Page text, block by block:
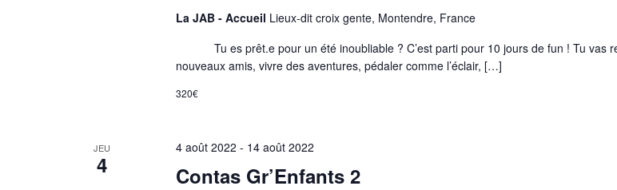
La JAB - Accueil Lieux-dit croix gente, Montendre, France
Tu es prêt.e pour un été inoubliable ? C’est parti pour 10 jours de fun ! Tu vas
nouveaux amis, vivre des aventures, pédaler comme l’éclair, […]
320€
JEU
4 Contas Gr’Enfants 2
4 août 2022 - 14 août 2022